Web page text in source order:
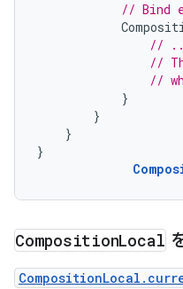
// Bind
// ...
//
//
}
}
}
}
CompositionLocal